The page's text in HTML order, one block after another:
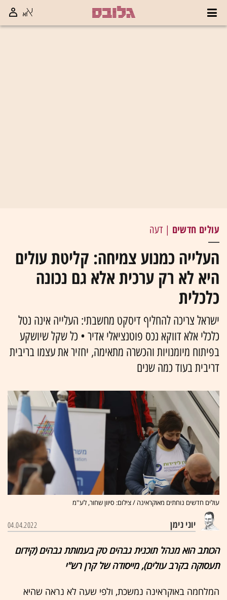
עולים חדשים | דעה
העלייה כמנוע צמיחה: קליטת עולים
היא לא רק ערכית אלא גם נכונה
כלכלית
ישראל צריכה להחליף דיסקט מחשבתי: העלייה אינה נטל
כלכלי אלא דווקא נכס פוטנציאלי אדיר • כל שקל שיושקע
בפיתוח מיומנויות והכשרה מתאימה, יחזיר את עצמו בריבית
דריבית בעוד כמה שנים
עולים חדשים נוחתים מאוקראינה / צילום: סיוון שחור, לע''מ
יוני נימן 04.04.2022
הכותב הוא מנהל תוכנית גבהים טק בעמותת גבהים (קידום
תעסוקה בקרב עולים), מייסודה של קרן רש"י
המלחמה באוקראינה נמשכת, ולפי שעה לא נראה שהיא